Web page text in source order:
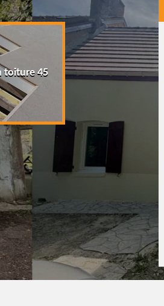
Peinture tuile et
toiture 45